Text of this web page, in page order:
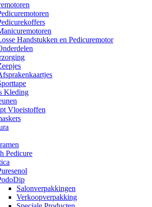
Handstukken en Pedicuremotor
Kleding
Vloeistoffen
Pedicure
Salonverpakkingen
Verkoopverpakking